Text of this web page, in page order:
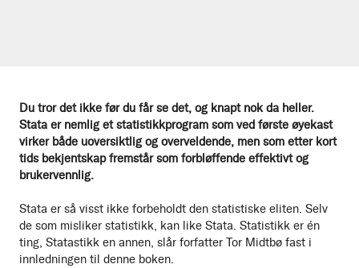
Du tror det ikke før du får se det, og knapt nok da heller.
Stata er nemlig et statistikkprogram som ved første øyekast
virker både uoversiktlig og overveldende, men som etter kort
tids bekjentskap fremstår som forbløffende effektivt og
brukervennlig.
Stata er så visst ikke forbeholdt den statistiske eliten. Selv
de som misliker statistikk, kan like Stata. Statistikk er én
ting, Statastikk en annen, slår forfatter Tor Midtbø fast i
innledningen til denne boken.